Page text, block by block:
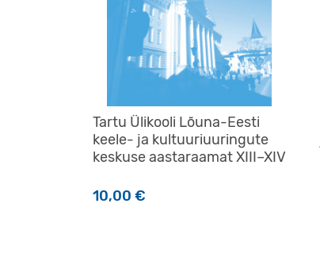
Tartu Ülikooli Lõuna-Eesti
keele- ja kultuuriuuringute
keskuse aastaraamat XIII–XIV
10,00 €